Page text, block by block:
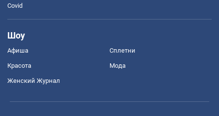
Covid
Шоу
Афиша Сплетни
Красота Мода
Женский Журнал